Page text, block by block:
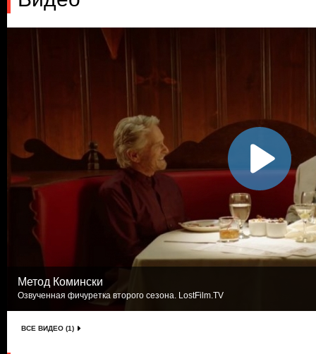
Метод Комински
Озвученная фичуретка второго сезона. LostFilm.TV
ВСЕ ВИДЕО (1)